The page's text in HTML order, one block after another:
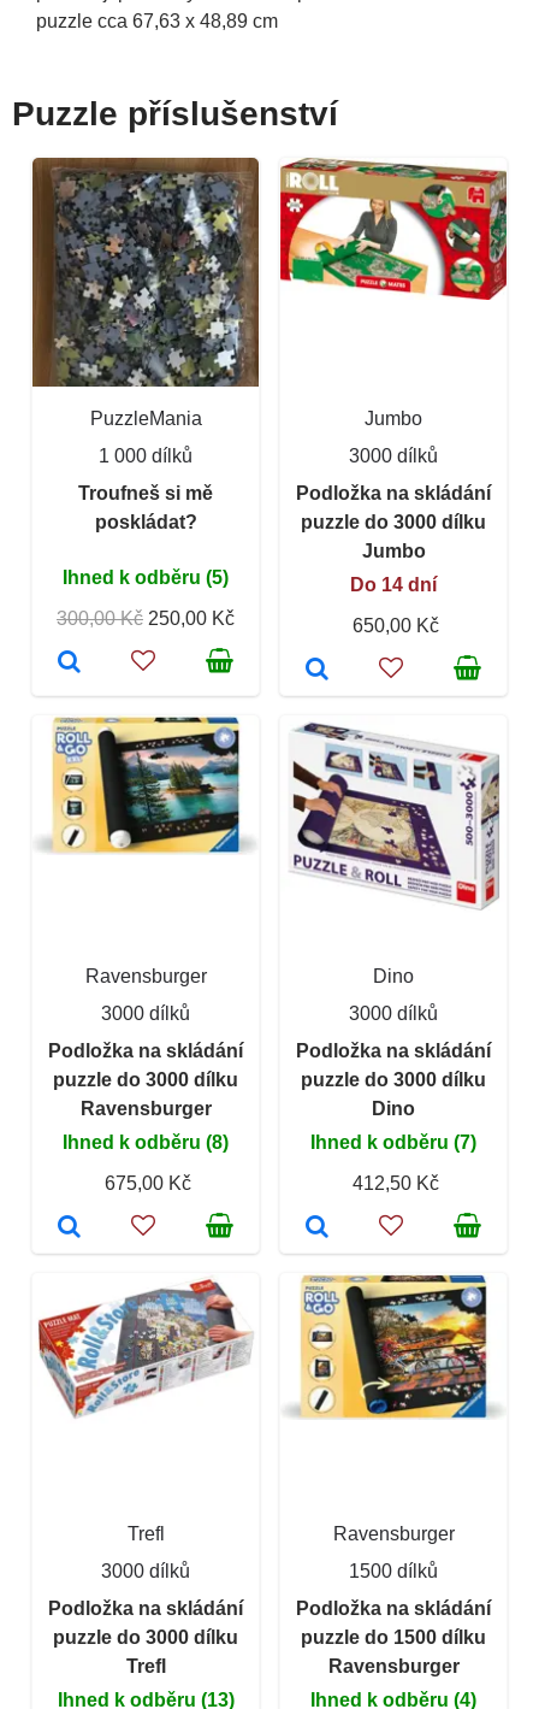
puzzle cca 67,63 x 48,89 cm
Puzzle příslušenství
PuzzleMania
1 000 dílků
Troufneš si mě
poskládat?
Ihned k odběru (5)
300,00 Kč 250,00 Kč
Jumbo
3000 dílků
Podložka na skládání
puzzle do 3000 dílku
Jumbo
Do 14 dní
650,00 Kč
Ravensburger
3000 dílků
Podložka na skládání
puzzle do 3000 dílku
Ravensburger
Ihned k odběru (8)
675,00 Kč
Dino
3000 dílků
Podložka na skládání
puzzle do 3000 dílku
Dino
Ihned k odběru (7)
412,50 Kč
Trefl
3000 dílků
Podložka na skládání
puzzle do 3000 dílku
Trefl
Ihned k odběru (13)
Ravensburger
1500 dílků
Podložka na skládání
puzzle do 1500 dílku
Ravensburger
Ihned k odběru (4)